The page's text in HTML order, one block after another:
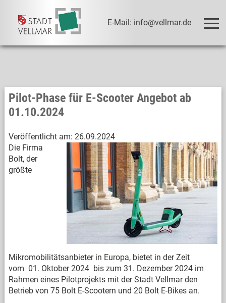
E-Mail: info@vellmar.de
Pilot-Phase für E-Scooter Angebot ab
01.10.2024
Veröffentlicht am: 26.09.2024
Die Firma
Bolt, der
größte
Mikromobilitätsanbieter in Europa, bietet in der Zeit
vom 01. Oktober 2024 bis zum 31. Dezember 2024 im
Rahmen eines Pilotprojekts mit der Stadt Vellmar den
Betrieb von 75 Bolt E-Scootern und 20 Bolt E-Bikes an.